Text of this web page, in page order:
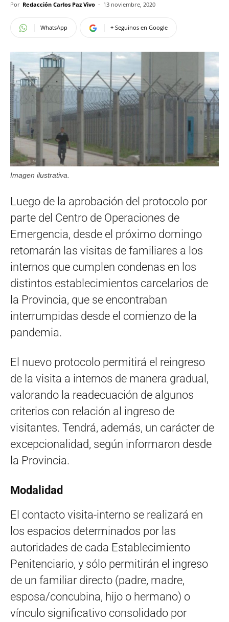
Por Redacción Carlos Paz Vivo - 13 noviembre, 2020
WhatsApp + Seguinos en Google
Imagen ilustrativa.
Luego de la aprobación del protocolo por
parte del Centro de Operaciones de
Emergencia, desde el próximo domingo
retornarán las visitas de familiares a los
internos que cumplen condenas en los
distintos establecimientos carcelarios de
la Provincia, que se encontraban
interrumpidas desde el comienzo de la
pandemia.
El nuevo protocolo permitirá el reingreso
de la visita a internos de manera gradual,
valorando la readecuación de algunos
criterios con relación al ingreso de
visitantes. Tendrá, además, un carácter de
excepcionalidad, según informaron desde
la Provincia.
Modalidad
El contacto visita-interno se realizará en
los espacios determinados por las
autoridades de cada Establecimiento
Penitenciario, y sólo permitirán el ingreso
de un familiar directo (padre, madre,
esposa/concubina, hijo o hermano) o
vínculo significativo consolidado por